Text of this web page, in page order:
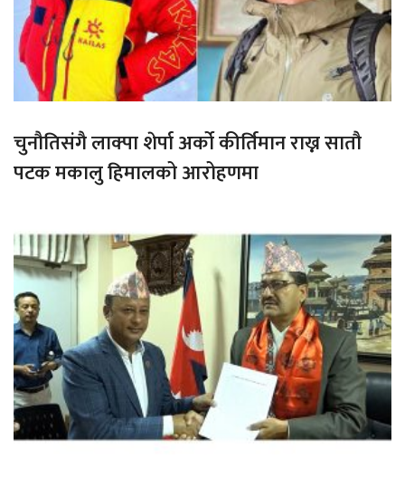
चुनौतिसंगै लाक्पा शेर्पा अर्को कीर्तिमान राख्न सातौ
पटक मकालु हिमालको आरोहणमा